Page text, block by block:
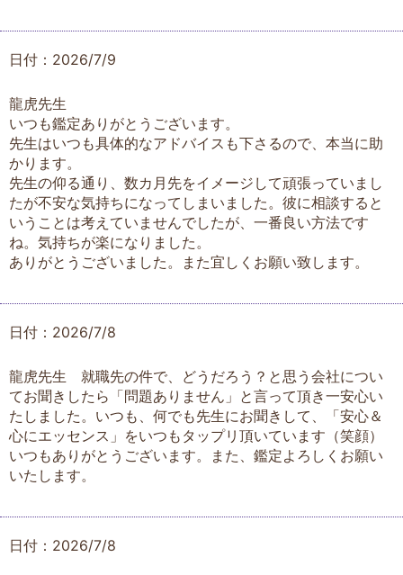
日付：2026/7/9
龍虎先生
いつも鑑定ありがとうございます。
先生はいつも具体的なアドバイスも下さるので、本当に助
かります。
先生の仰る通り、数カ月先をイメージして頑張っていまし
たが不安な気持ちになってしまいました。彼に相談すると
いうことは考えていませんでしたが、一番良い方法です
ね。気持ちが楽になりました。
ありがとうございました。また宜しくお願い致します。
日付：2026/7/8
龍虎先生 就職先の件で、どうだろう？と思う会社につい
てお聞きしたら「問題ありません」と言って頂き一安心い
たしました。いつも、何でも先生にお聞きして、「安心＆
心にエッセンス」をいつもタップリ頂いています（笑顔）
いつもありがとうございます。また、鑑定よろしくお願い
いたします。
日付：2026/7/8